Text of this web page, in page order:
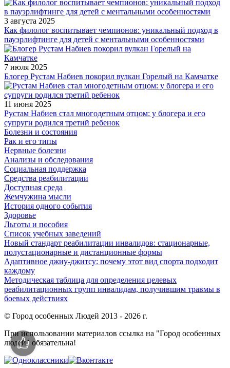
3 августа 2025
Как филолог воспитывает чемпионов: уникальный подход в
пауэрлифтинге для детей с ментальными особенностями
7 июля 2025
Блогер Рустам Набиев покорил вулкан Горелый на Камчатке
11 июня 2025
Рустам Набиев стал многодетным отцом: у блогера и его
супруги родился третий ребенок
Болезни и состояния
Рак и его типы
Нервные болезни
Анализы и обследования
Социальная поддержка
Средства реабилитации
Доступная среда
Жемчужина мысли
История одного события
Здоровье
Льготы и пособия
Список учебных заведений
Новый стандарт реабилитации инвалидов: стационарные,
полустационарные и дистанционные формы
Адаптивное джиу-джитсу: почему этот вид спорта подходит
каждому
Методическая таблица для определения целевых
реабилитационных групп инвалидам, получившим травмы в
боевых действиях
© Город особенных Людей 2013 - 2026 г.
При использовании материалов ссылка на "Город особенных
людей" обязательна!